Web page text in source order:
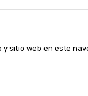
sitio web en este